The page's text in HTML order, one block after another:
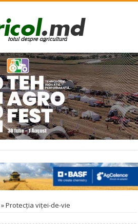
»Protecţia viţei-de-vie